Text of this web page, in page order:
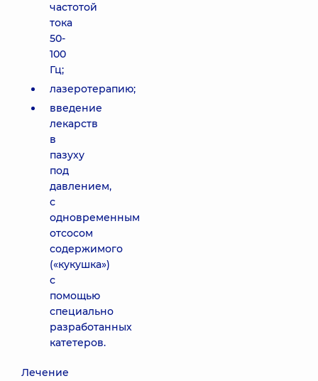
частотой
тока
50-
100
Гц;
лазеротерапию;
введение
лекарств
в
пазуху
под
давлением,
с
одновременным
отсосом
содержимого
(«кукушка»)
с
помощью
специально
разработанных
катетеров.
Лечение